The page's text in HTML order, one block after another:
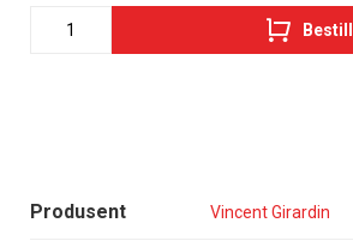
Produsent Vincent Girardin
Bestill